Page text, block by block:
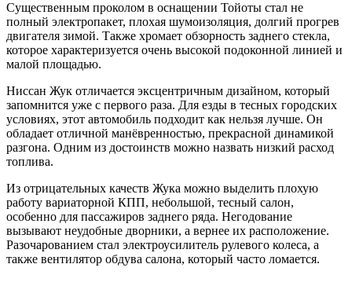
Существенным проколом в оснащении Тойоты стал не
полный электропакет, плохая шумоизоляция, долгий прогрев
двигателя зимой. Также хромает обзорность заднего стекла,
которое характеризуется очень высокой подоконной линией и
малой площадью.
Ниссан Жук отличается эксцентричным дизайном, который
запомнится уже с первого раза. Для езды в тесных городских
условиях, этот автомобиль подходит как нельзя лучше. Он
обладает отличной манёвренностью, прекрасной динамикой
разгона. Одним из достоинств можно назвать низкий расход
топлива.
Из отрицательных качеств Жука можно выделить плохую
работу вариаторной КПП, небольшой, тесный салон,
особенно для пассажиров заднего ряда. Негодование
вызывают неудобные дворники, а вернее их расположение.
Разочарованием стал электроусилитель рулевого колеса, а
также вентилятор обдува салона, который часто ломается.